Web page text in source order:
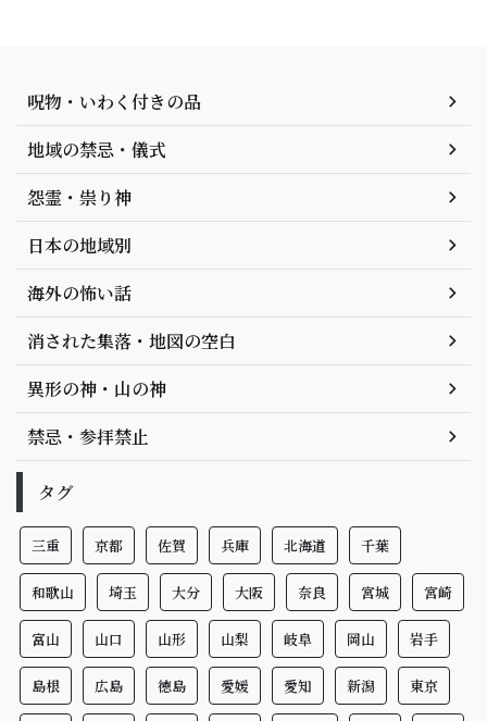
呪物・いわく付きの品
地域の禁忌・儀式
怨霊・祟り神
日本の地域別
海外の怖い話
消された集落・地図の空白
異形の神・山の神
禁忌・参拝禁止
タグ
三重 京都 佐賀 兵庫 北海道 千葉
和歌山 埼玉 大分 大阪 奈良 宮城 宮崎
富山 山口 山形 山梨 岐阜 岡山 岩手
島根 広島 徳島 愛媛 愛知 新潟 東京